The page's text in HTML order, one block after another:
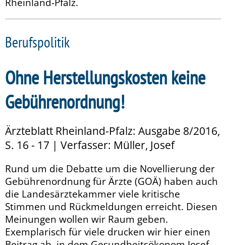
Berufspolitik
Ohne Herstellungskosten keine
Gebührenordnung!
Ärzteblatt Rheinland-Pfalz: Ausgabe 8/2016,
S. 16 - 17 | Verfasser: Müller, Josef
Rund um die Debatte um die Novellierung der
Gebührenordnung für Ärzte (GOÄ) haben auch
die Landesärztekammer viele kritische
Stimmen und Rückmeldungen erreicht. Diesen
Meinungen wollen wir Raum geben.
Exemplarisch für viele drucken wir hier einen